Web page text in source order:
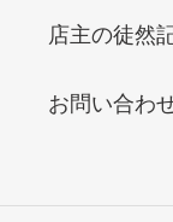
店主の徒然
お問い合わ